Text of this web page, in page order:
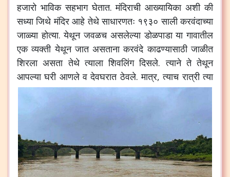
हजारो भाविक सहभाग घेतात.मंदिराची आख्यायिका अशी की
सध्या जिथे मंदिर आहे तेथे साधारणतः १९३० साली करवंदाच्या
जाळ्या होत्या.येथून जवळच असलेल्या डोळपाडा या गावातील
एक व्यक्ती येथून जात असताना करवंदे काढण्यासाठी जाळीत
शिरला असता तेथे त्याला शिवलिंग दिसले.त्याने ते तेथून
आपल्या घरी आणले व देवघरात ठेवले. मात्र,त्याच रात्री त्या